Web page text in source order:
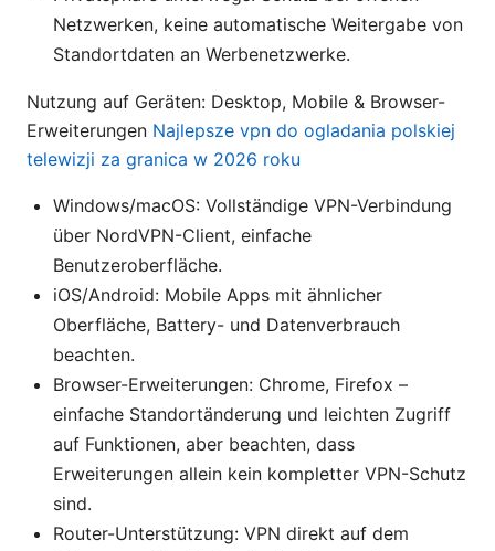
Netzwerken, keine automatische Weitergabe von
Standortdaten an Werbenetzwerke.
Nutzung auf Geräten: Desktop, Mobile & Browser-
Erweiterungen Najlepsze vpn do ogladania polskiej
telewizji za granica w 2026 roku
Windows/macOS: Vollständige VPN-Verbindung
über NordVPN-Client, einfache
Benutzeroberfläche.
iOS/Android: Mobile Apps mit ähnlicher
Oberfläche, Battery- und Datenverbrauch
beachten.
Browser-Erweiterungen: Chrome, Firefox –
einfache Standortänderung und leichten Zugriff
auf Funktionen, aber beachten, dass
Erweiterungen allein kein kompletter VPN-Schutz
sind.
Router-Unterstützung: VPN direkt auf dem